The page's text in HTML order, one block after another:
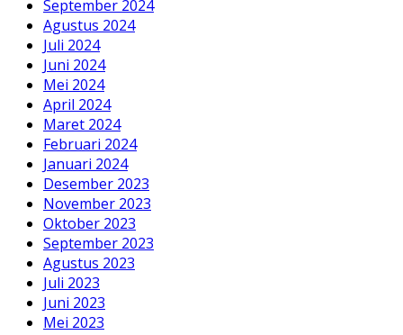
September 2024
Agustus 2024
Juli 2024
Juni 2024
Mei 2024
April 2024
Maret 2024
Februari 2024
Januari 2024
Desember 2023
November 2023
Oktober 2023
September 2023
Agustus 2023
Juli 2023
Juni 2023
Mei 2023